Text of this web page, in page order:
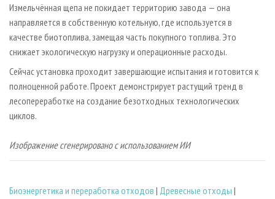
Измельчённая щепа не покидает территорию завода — она
направляется в собственную котельную, где используется в
качестве биотоплива, замещая часть покупного топлива. Это
снижает экологическую нагрузку и операционные расходы.
Сейчас установка проходит завершающие испытания и готовится к
полноценной работе. Проект демонстрирует растущий тренд в
лесопереработке на создание безотходных технологических
циклов.
Изображение сгенерировано с использованием ИИ
Биoэнергетика и переработка отходов | Древесные отходы |